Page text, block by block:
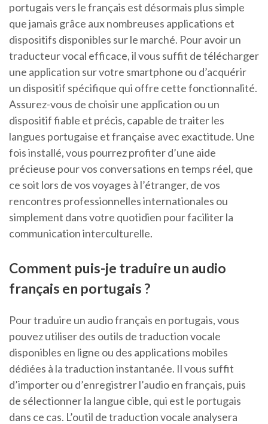
portugais vers le français est désormais plus simple
que jamais grâce aux nombreuses applications et
dispositifs disponibles sur le marché. Pour avoir un
traducteur vocal efficace, il vous suffit de télécharger
une application sur votre smartphone ou d’acquérir
un dispositif spécifique qui offre cette fonctionnalité.
Assurez-vous de choisir une application ou un
dispositif fiable et précis, capable de traiter les
langues portugaise et française avec exactitude. Une
fois installé, vous pourrez profiter d’une aide
précieuse pour vos conversations en temps réel, que
ce soit lors de vos voyages à l’étranger, de vos
rencontres professionnelles internationales ou
simplement dans votre quotidien pour faciliter la
communication interculturelle.
Comment puis-je traduire un audio
français en portugais ?
Pour traduire un audio français en portugais, vous
pouvez utiliser des outils de traduction vocale
disponibles en ligne ou des applications mobiles
dédiées à la traduction instantanée. Il vous suffit
d’importer ou d’enregistrer l’audio en français, puis
de sélectionner la langue cible, qui est le portugais
dans ce cas. L’outil de traduction vocale analysera